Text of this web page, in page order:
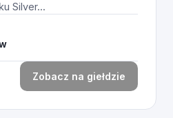
Silver...
Zobacz na giełdzie